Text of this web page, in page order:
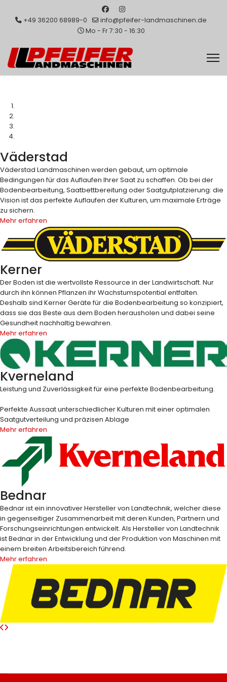
+49 36200 68989-0
info@pfeifer-landmaschinen.de
Mo - Fr 7:30 - 16:30
Väderstad
Väderstad Landmaschinen werden gebaut, um optimale
Bedingungen für das Auflaufen Ihrer Saat zu schaffen. Ob bei der
Bodenbearbeitung, Saatbettbereitung oder Saatgutplatzierung: die
Vision ist das perfekte Auflaufen der Kulturen, um maximale Erträge
zu sichern.
Mehr erfahren
Kerner
Der Boden ist die wertvollste Ressource in der Landwirtschaft. Nur
durch ihn können Pflanzen ihr Wachstumspotential entfalten.
Deshalb sind Kerner Geräte für die Bodenbearbeitung so konzipiert,
dass sie das Beste aus dem Boden herausholen und dabei seine
Gesundheit nachhaltig bewahren.
Mehr erfahren
Kverneland
Leistung und Zuverlässigkeit für eine perfekte Bodenbearbeitung.
Perfekte Aussaat unterschiedlicher Kulturen mit einer optimalen
Saatgutverteilung und präzisen Ablage
Mehr erfahren
Bednar
Bednar ist ein innovativer Hersteller von Landtechnik, welcher diese
in gegenseitiger Zusammenarbeit mit deren Kunden, Partnern und
Forschungseinrichtungen entwickelt. Als Hersteller von Landtechnik
ist Bednar in der Entwicklung und der Produktion von Maschinen mit
einem breiten Arbeitsbereich führend.
Mehr erfahren